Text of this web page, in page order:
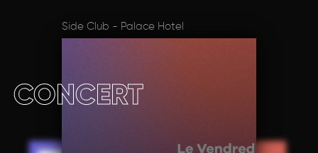
Side Club - Palace Hotel
CONCERT